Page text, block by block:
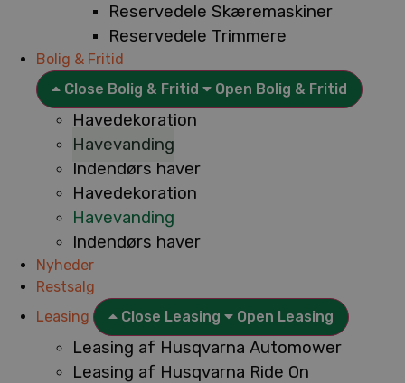
Reservedele Skæremaskiner
Reservedele Trimmere
Bolig & Fritid
Close Bolig & Fritid
Open Bolig & Fritid
Havedekoration
Havevanding
Indendørs haver
Havedekoration
Havevanding
Indendørs haver
Nyheder
Restsalg
Leasing
Close Leasing Open Leasing
Leasing af Husqvarna Automower
Leasing af Husqvarna Ride On